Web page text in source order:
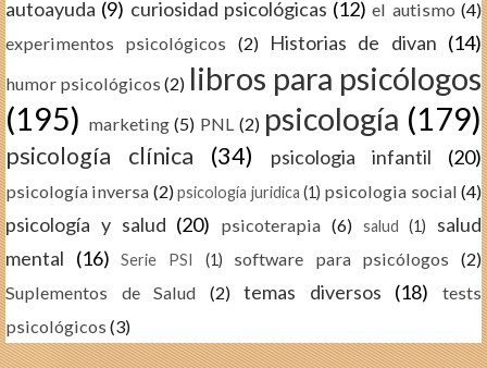
autoayuda (9) curiosidad psicológicas (12) el autismo (4)
experimentos psicológicos
(2) Historias de divan (14)
humor psicológicos (2) libros para psicólogos
(195) marketing (5) PNL (2) psicología (179)
psicología clínica (34) psicologia infantil (20)
psicología inversa (2)psicología juridica (1) psicologia social (4)
psicología y salud (20) psicoterapia (6) salud (1)
salud
mental (16) Serie PSI (1) software para psicólogos
(2)
Suplementos de Salud
(2) temas diversos (18)
tests
psicológicos (3)